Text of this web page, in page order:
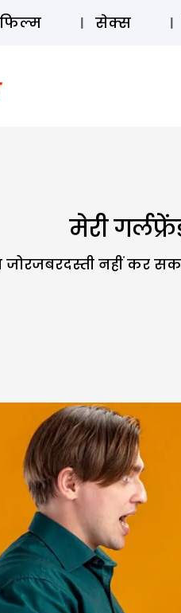
फिल्म सेक्स
मेरी
नहीं कर